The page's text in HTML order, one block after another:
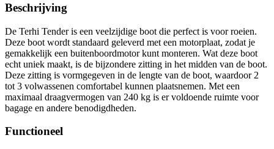
Beschrijving
De Terhi Tender is een veelzijdige boot die perfect is voor roeien.
Deze boot wordt standaard geleverd met een motorplaat, zodat je
gemakkelijk een buitenboordmotor kunt monteren. Wat deze boot
echt uniek maakt, is de bijzondere zitting in het midden van de boot.
Deze zitting is vormgegeven in de lengte van de boot, waardoor 2
tot 3 volwassenen comfortabel kunnen plaatsnemen. Met een
maximaal draagvermogen van 240 kg is er voldoende ruimte voor
bagage en andere benodigdheden.
Functioneel